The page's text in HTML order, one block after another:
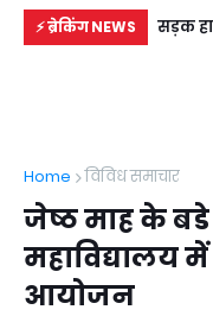
⚡ ब्रेकिंग NEWS
के किसान का
सड़क
Home विविध समाचार
जेष्ठ माह के
महाविद्यालय
आयोजन